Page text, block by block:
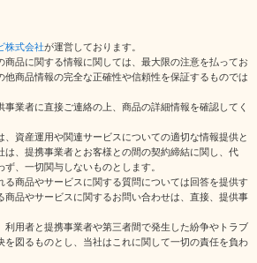
株式会社が運営しております。
商品に関する情報に関しては、最大限の注意を払ってお
他商品情報の完全な正確性や信頼性を保証するものでは
事業者に直接ご連絡の上、商品の詳細情報を確認してく
、資産運用や関連サービスについての適切な情報提供と
は、提携事業者とお客様との間の契約締結に関し、代
、一切関与しないものとします。
る商品やサービスに関する質問については回答を提供す
商品やサービスに関するお問い合わせは、直接、提供事
利用者と提携事業者や第三者間で発生した紛争やトラブ
を図るものとし、当社はこれに関して一切の責任を負わ